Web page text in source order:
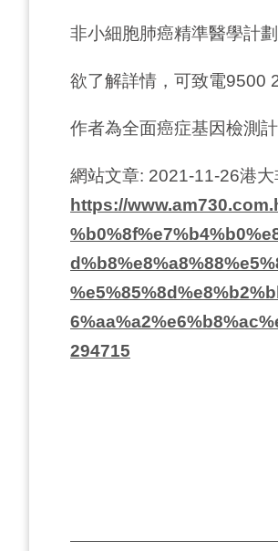
非小細胞肺癌精準醫學計
欲了解詳情，可致電9500
作者為全面癌症基因檢測
網站文章: 2021-11-26港
https://
294715